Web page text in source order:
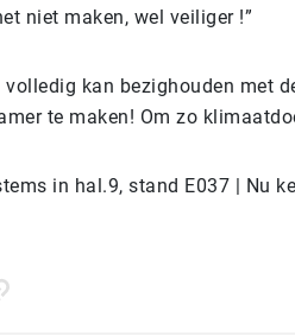
niet maken, wel veiliger !”
kan bezighouden met
te maken! Om zo
in hal.9, stand E037 | Nu